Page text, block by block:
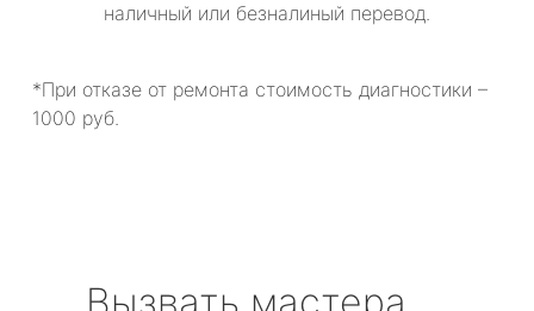
наличный или безналиный перевод.
*При отказе от ремонта стоимость диагностики –
1000 руб.